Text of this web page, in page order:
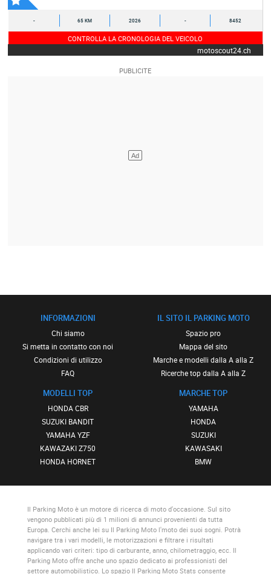
- 65 KM 2026 - 8452
CONTROLLA LA CRONOLOGIA DEL VEICOLO
motoscout24.ch
INFORMAZIONI
Chi siamo
Si metta in contatto con noi
Condizioni di utilizzo
FAQ
MODELLI TOP
HONDA CBR
SUZUKI BANDIT
YAMAHA YZF
KAWAZAKI Z750
HONDA HORNET
IL SITO IL PARKING MOTO
Spazio pro
Mappa del sito
Marche e modelli dalla A alla Z
Ricerche top dalla A alla Z
MARCHE TOP
YAMAHA
HONDA
SUZUKI
KAWASAKI
BMW
Il Parking Motoè un motore di ricerca di moto d'occasione. Sul sito
vengono pubblicati più di 1 milioni di annunci provenienti da tutta
Europa. Cerchi anche lei su Il Parking Motol'moto dei suoi sogni. Potrà
navigare tra i vari modelli, le motorizzazioni e filtrare i risultati
applicando vari criteri: tipo di carburante, anno, chilometraggio, ecc. Il
Parking Motooffre anche uno spazio dedicato ai professionisti del
settore automobilistico. Lo spazio Il Parking Moto Stats consente